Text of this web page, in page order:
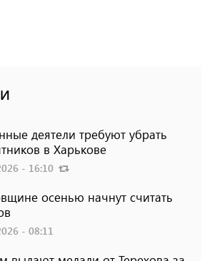
деятели требуют убрать
в Харькове
- 16:10
осенью начнут считать
- 08:11